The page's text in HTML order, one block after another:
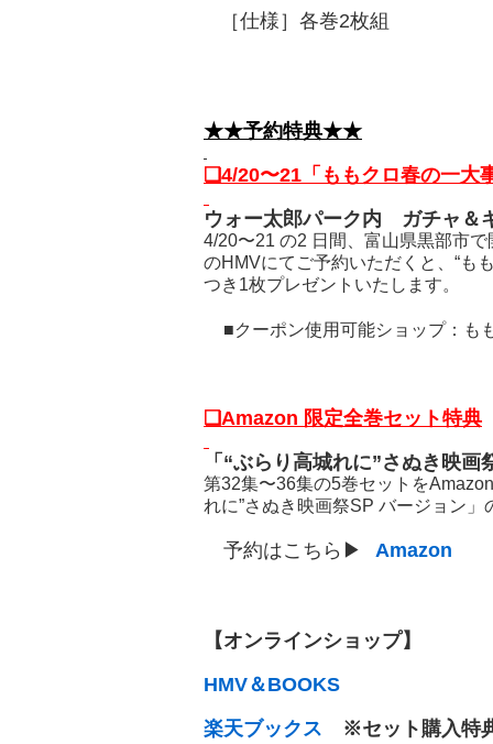
［仕様］
★★予約特典★★
❏4/20〜21「ももクロ春の一
ウォー太郎パーク内 ガチャ＆
4/20〜21 の2 日間、富山県黒部市
のHMVにてご予約いただくと、“も
つき1枚プレゼントいたします。
■クーポン使用可能ショップ：も
❏Amazon 限定全巻セット特典
「“ぶらり高城れに”さぬき映
第32集〜36集の5巻セットを
れに”さぬき映画祭SP バージョン
予約はこちら▶ Amazon
【オンラインショップ】
HMV＆BOOKS
楽天ブックス ※セット購入特